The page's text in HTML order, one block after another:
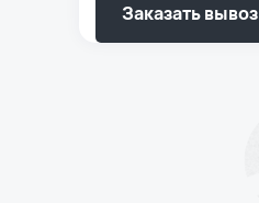
Заказать вывоз